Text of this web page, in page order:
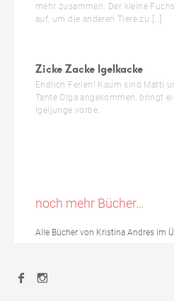
mehr zusammen. Der kleine
auf, um die anderen Tiere zu […]
Zicke Zacke Igelkacke
Endlich Ferien! Kaum sind Matti
Tante Olga angekommen, bringt
Igeljunge vorbe.
noch mehr Bücher…
Alle Bücher von Kristina Andres im
Facebook